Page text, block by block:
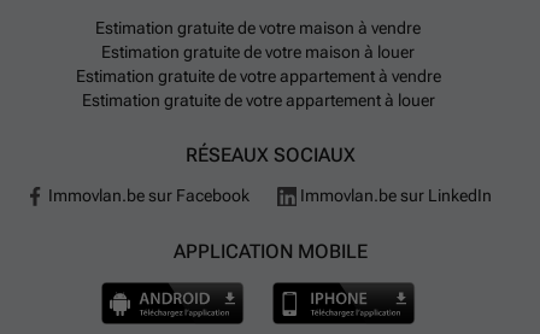
Estimation gratuite de votre maison à vendre
Estimation gratuite de votre maison à louer
Estimation gratuite de votre appartement à vendre
Estimation gratuite de votre appartement à louer
RÉSEAUX SOCIAUX
Immovlan.be sur Facebook Immovlan.be sur LinkedIn
APPLICATION MOBILE